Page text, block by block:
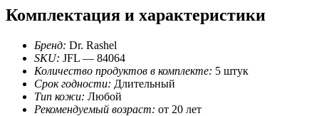
Комплектация и характеристики
Бренд: Dr. Rashel
SKU: JFL — 84064
Количество продуктов в комплекте: 5 штук
Срок годности: Длительный
Тип кожи: Любой
Рекомендуемый возраст: от 20 лет